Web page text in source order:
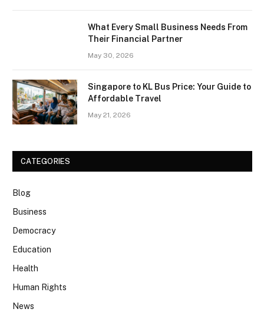
What Every Small Business Needs From
Their Financial Partner
May 30, 2026
Singapore to KL Bus Price: Your Guide to
Affordable Travel
May 21, 2026
CATEGORIES
Blog
Business
Democracy
Education
Health
Human Rights
News